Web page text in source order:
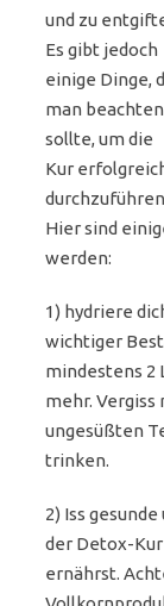
und zu
Es gibt jedoch
einige Dinge,
man beachten
sollte, um die
Kur
Hier sind
werden:
1) hydriere
wichtiger
mindestens 2
mehr. Vergiss
ungesüßten
trinken.
2) Iss
der Detox-Kur
ernährst.